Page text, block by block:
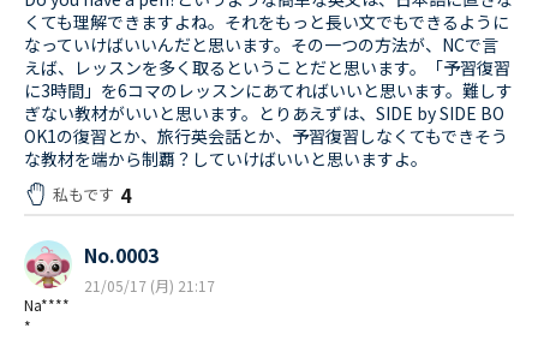
くても理解できますよね。それをもっと長い文でもできるように
なっていけばいいんだと思います。その一つの方法が、NCで言
えば、レッスンを多く取るということだと思います。「予習復習
に3時間」を6コマのレッスンにあてればいいと思います。難しす
ぎない教材がいいと思います。とりあえずは、SIDE by SIDE BO
OK1の復習とか、旅行英会話とか、予習復習しなくてもできそう
な教材を端から制覇？していけばいいと思いますよ。
私もです 4
Na****
*
No.0003
21/05/17 (月) 21:17